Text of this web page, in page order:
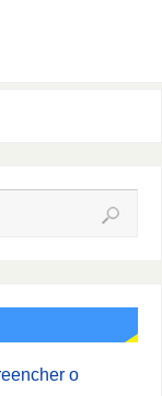
o